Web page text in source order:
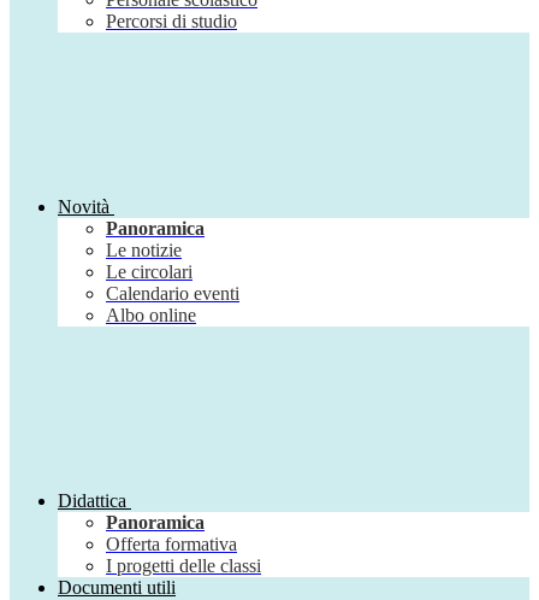
Percorsi di studio
Novità
Panoramica
Le notizie
Le circolari
Calendario eventi
Albo online
Didattica
Panoramica
Offerta formativa
I progetti delle classi
Documenti utili